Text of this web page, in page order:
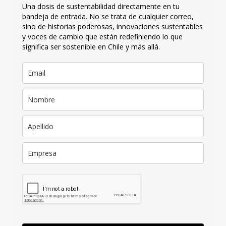
Una dosis de sustentabilidad directamente en tu
bandeja de entrada. No se trata de cualquier correo,
sino de historias poderosas, innovaciones sustentables
y voces de cambio que están redefiniendo lo que
significa ser sostenible en Chile y más allá.